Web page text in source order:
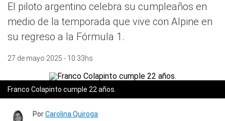
El piloto argentino celebra su cumpleaños en
medio de la temporada que vive con Alpine en
su regreso a la Fórmula 1.
27 de mayo 2025 - 10:33hs
Franco Colapinto cumple 22 años.
PorCarolina Quiroga